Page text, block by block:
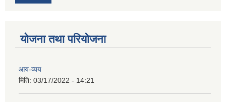
योजना तथा परियोजना
आय-व्यय
मिति: 03/17/2022 - 14:21